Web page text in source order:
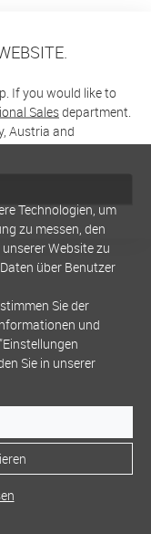
If you would like to
Salesdepartment.
Austria and
Technologien, um
zu messen, den
Website zu
über Benutzer
Sie der
und
Sie in unserer